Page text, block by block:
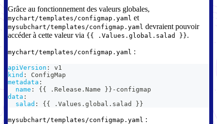
Grâce au fonctionnement des valeurs globales,
mychart/templates/configmap.yaml et
mysubchart/templates/configmap.yaml devraient pouvoir
accéder à cette valeur via {{ .Values.global.salad }}.
mychart/templates/configmap.yaml :
apiVersion :
v1
kind :
ConfigMap
metadata :
name : { { .Release.Name } } - configmap
data :
salad : { { .Values.global.salad } }
mysubchart/templates/configmap.yaml :